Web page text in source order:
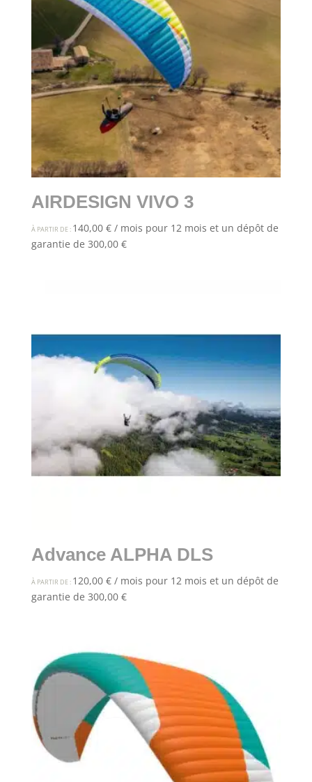
AIRDESIGN VIVO 3
À PARTIR DE : 140,00 € / mois pour 12 mois et un dépôt de
garantie de 300,00 €
Advance ALPHA DLS
À PARTIR DE : 120,00 € / mois pour 12 mois et un dépôt de
garantie de 300,00 €